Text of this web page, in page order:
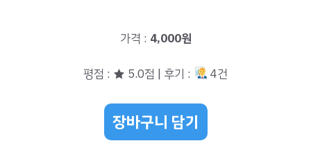
가격 : 4,000원
평점 : ★ 5.0점 | 후기 : 4건
장바구니 담기